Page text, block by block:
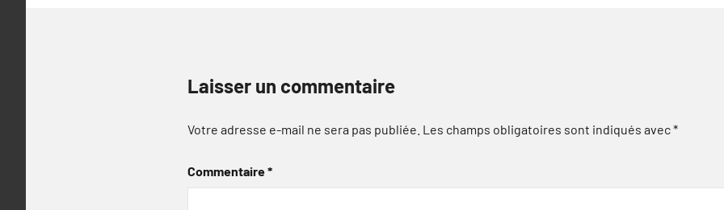
Laisser un commentaire
Votre adresse e-mail ne sera pas publiée. Les champs obligatoires sont indiqués avec*
Commentaire*